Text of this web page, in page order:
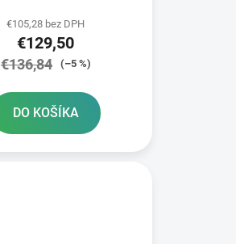
€105,28 bez DPH
€129,50
€136,84 (–5 %)
DO KOŠÍKA